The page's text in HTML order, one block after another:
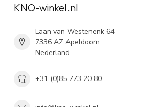
KNO-winkel.nl
Laan van Westenenk 64
7336 AZ Apeldoorn
Nederland
+31 (0)85 773 20 80